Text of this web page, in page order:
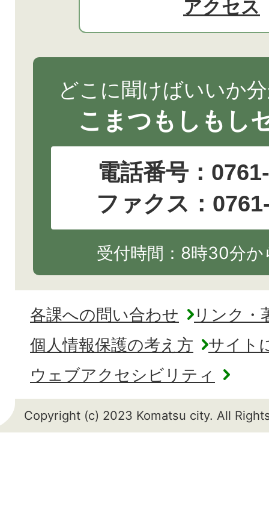
アクセス
どこに聞けばいいか
こまつもしもし
電話番号：
ファクス：
受付時間：8時30分
各課への問い合わせ
リンク・
個人情報保護の考え方
サイト
ウェブアクセシビリティ
Copyright (c) 2023 Komatsu city. All